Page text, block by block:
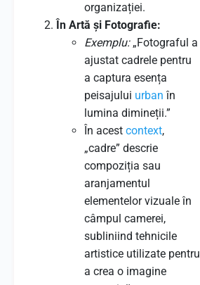
organizației.
În Artă și Fotografie:
Exemplu:„Fotograful a
ajustat cadrele pentru
a captura esența
peisajului urban în
lumina dimineții.”
În acest context,
„cadre” descrie
compoziția sau
aranjamentul
elementelor vizuale în
câmpul camerei,
subliniind tehnicile
artistice utilizate pentru
a crea o imagine